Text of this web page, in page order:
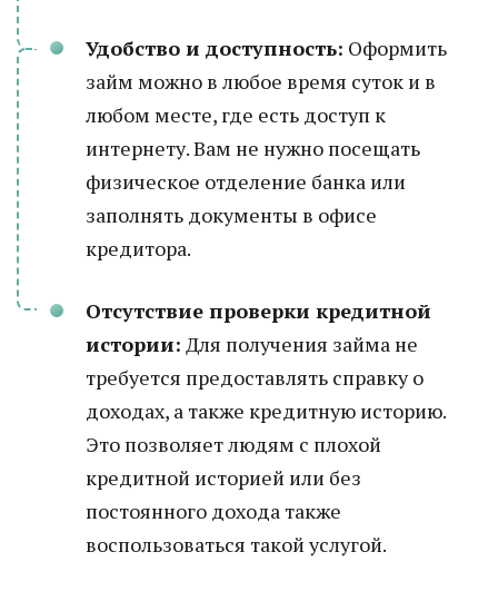
Удобство и доступность: Оформить
займ можно в любое время суток и в
любом месте, где есть доступ к
интернету. Вам не нужно посещать
физическое отделение банка или
заполнять документы в офисе
кредитора.
Отсутствие проверки кредитной
истории: Для получения займа не
требуется предоставлять справку о
доходах, а также кредитную историю.
Это позволяет людям с плохой
кредитной историей или без
постоянного дохода также
воспользоваться такой услугой.